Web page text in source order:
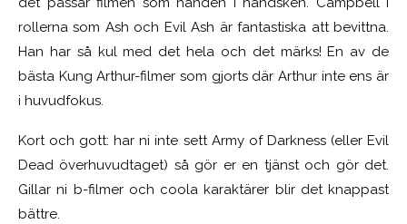
rollerna som Ash och Evil Ash är fantastiska att bevittna.
Han har så kul med det hela och det märks! En av de
bästa Kung Arthur-filmer som gjorts där Arthur inte ens är
i huvudfokus.
Kort och gott: har ni inte sett Army of Darkness (eller Evil
Dead överhuvudtaget) så gör er en tjänst och gör det.
Gillar ni b-filmer och coola karaktärer blir det knappast
bättre.